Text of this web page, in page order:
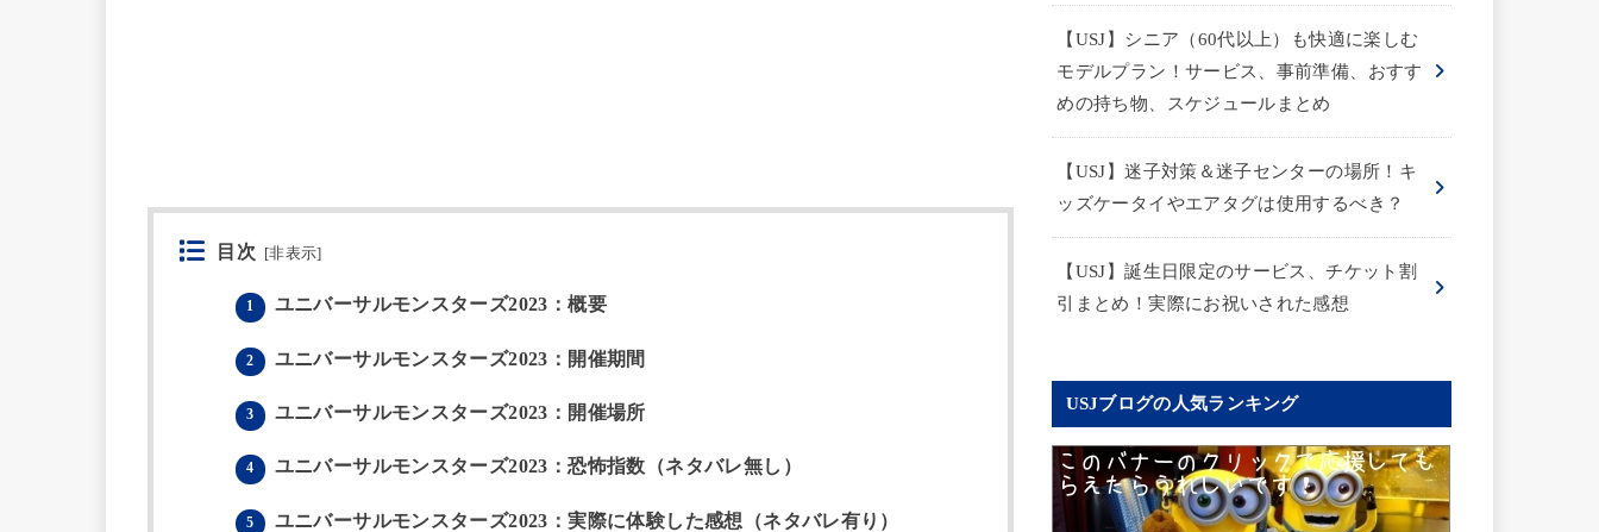
目次 [非表示]
1 ユニバーサルモンスターズ2023：概要
2 ユニバーサルモンスターズ2023：開催期間
3 ユニバーサルモンスターズ2023：開催場所
4 ユニバーサルモンスターズ2023：恐怖指数（ネタバレ無し）
5 ユニバーサルモンスターズ2023：実際に体験した感想（ネタバレ有り）
【USJ】シニア（60代以上）も快適に楽しむ
モデルプラン！サービス、事前準備、おすす
めの持ち物、スケジュールまとめ
【USJ】迷子対策＆迷子センターの場所！キ
ッズケータイやエアタグは使用するべき？
【USJ】誕生日限定のサービス、チケット割
引まとめ！実際にお祝いされた感想
USJブログの人気ランキング